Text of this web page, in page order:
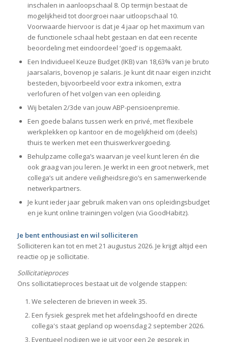
inschalen in aanloopschaal 8. Op termijn bestaat de
mogelijkheid tot doorgroei naar uitloopschaal 10.
Voorwaarde hiervoor is dat je 4 jaar op het maximum van
de functionele schaal hebt gestaan en dat een recente
beoordeling met eindoordeel ‘goed’ is opgemaakt.
Een Individueel Keuze Budget (IKB) van 18,63% van je bruto
jaarsalaris, bovenop je salaris. Je kunt dit naar eigen inzicht
besteden, bijvoorbeeld voor extra inkomen, extra
verlofuren of het volgen van een opleiding.
Wij betalen 2/3de van jouw ABP-pensioenpremie.
Een goede balans tussen werk en privé, met flexibele
werkplekken op kantoor en de mogelijkheid om (deels)
thuis te werken met een thuiswerkvergoeding.
Behulpzame collega’s waarvan je veel kunt leren én die
ook graag van jou leren. Je werkt in een groot netwerk, met
collega’s uit andere veiligheidsregio’s en samenwerkende
netwerkpartners.
Je kunt ieder jaar gebruik maken van ons opleidingsbudget
en je kunt online trainingen volgen (via GoodHabitz).
Je bent enthousiast en wil solliciteren
Solliciteren kan tot en met 21 augustus 2026. Je krijgt altijd een
reactie op je sollicitatie.
Sollicitatieproces
Ons sollicitatieproces bestaat uit de volgende stappen:
We selecteren de brieven in week 35.
Een fysiek gesprek met het afdelingshoofd en directe
collega's staat gepland op woensdag 2 september 2026.
Eventueel nodigen we je uit voor een 2e gesprek in